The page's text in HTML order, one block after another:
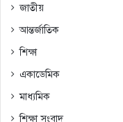
জাতীয়
আন্তর্জাতিক
শিক্ষা
একাডেমিক
মাধ্যমিক
শিক্ষা সংবাদ